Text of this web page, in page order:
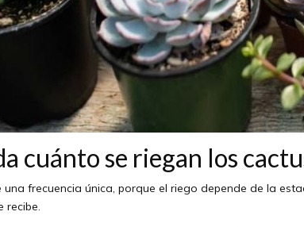
cuánto se riegan los
una frecuencia única, porque el riego depende de la
recibe.